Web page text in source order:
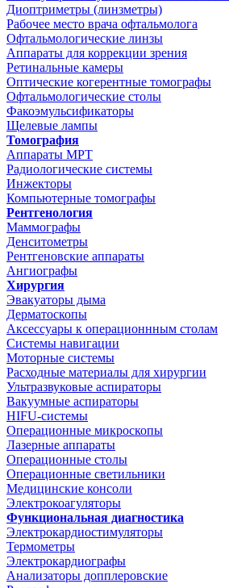
Диоптриметры (линзметры)
Рабочее место врача офтальмолога
Офтальмологические линзы
Аппараты для коррекции зрения
Ретинальные камеры
Оптические когерентные томографы
Офтальмологические столы
Факоэмульсификаторы
Щелевые лампы
Томография
Аппараты МРТ
Радиологические системы
Инжекторы
Компьютерные томографы
Рентгенология
Маммографы
Денситометры
Рентгеновские аппараты
Ангиографы
Хирургия
Эвакуаторы дыма
Дерматоскопы
Аксессуары к операционнным столам
Системы навигации
Моторные системы
Расходные материалы для хирургии
Ультразвуковые аспираторы
Вакуумные аспираторы
HIFU-системы
Операционные микроскопы
Лазерные аппараты
Операционные столы
Операционные светильники
Медицинские консоли
Электрокоагуляторы
Функциональная диагностика
Электрокардиостимуляторы
Термометры
Электрокардиографы
Анализаторы допплеровские